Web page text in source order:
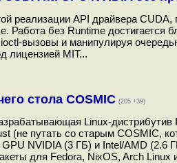
реализации API драйвера
Работа без Runtime достигается
вызовы и манипулируя
лицензией MIT...
стола COSMIC (205 +39)
Linux-
(не путать со старым COSMIC,
NVIDIA (3 ГБ) и Intel/AMD (2.6
для Fedora, NixOS, Arch Linux